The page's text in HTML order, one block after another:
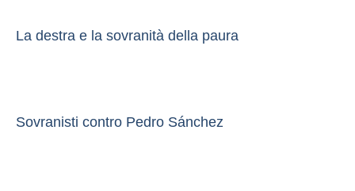
La destra e la sovranità della paura
Sovranisti contro Pedro Sánchez